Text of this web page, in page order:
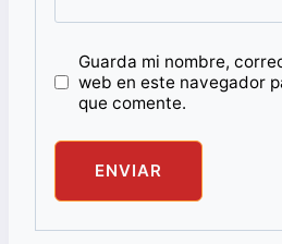
Guarda mi nombre,
web en este navegador
que comente.